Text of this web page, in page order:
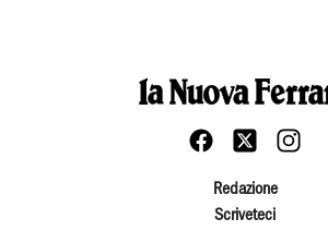
Redazione
Scriveteci